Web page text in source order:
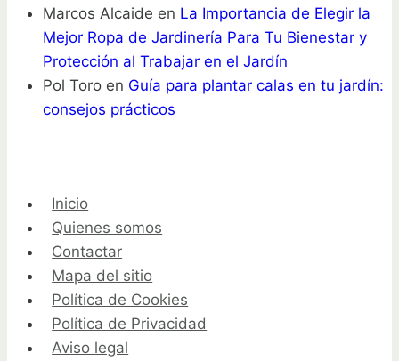
Marcos Alcaide en La Importancia de Elegir la
Mejor Ropa de Jardinería Para Tu Bienestar y
Protección al Trabajar en el Jardín
Pol Toro en Guía para plantar calas en tu jardín:
consejos prácticos
Inicio
Quienes somos
Contactar
Mapa del sitio
Política de Cookies
Política de Privacidad
Aviso legal